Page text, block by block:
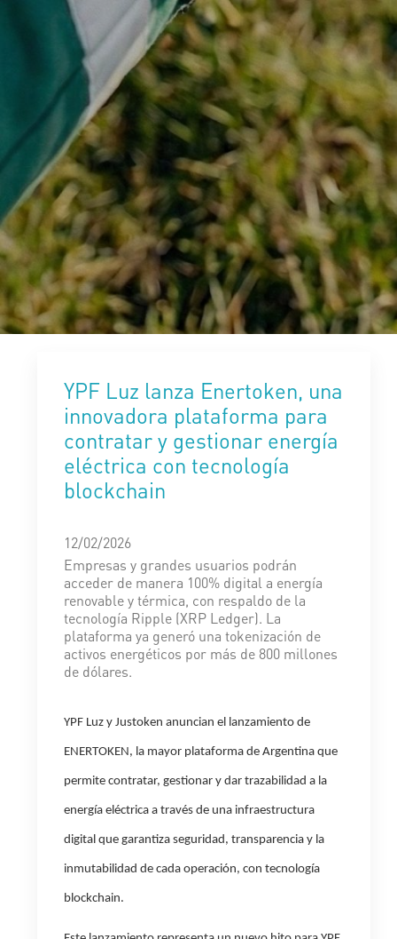
YPF Luz lanza Enertoken, una
innovadora plataforma para
contratar y gestionar energía
eléctrica con tecnología
blockchain
12/02/2026
Empresas y grandes usuarios podrán
acceder de manera 100% digital a energía
renovable y térmica, con respaldo de la
tecnología Ripple (XRP Ledger). La
plataforma ya generó una tokenización de
activos energéticos por más de 800 millones
de dólares.
YPF Luz y Justoken anuncian el lanzamiento de
ENERTOKEN, la mayor plataforma de Argentina que
permite contratar, gestionar y dar trazabilidad a la
energía eléctrica a través de una infraestructura
digital que garantiza seguridad, transparencia y la
inmutabilidad de cada operación, con tecnología
blockchain.